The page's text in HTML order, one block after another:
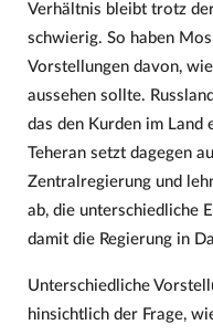
Verhältnis bleibt trotz
schwierig. So haben
Vorstellungen davon,
aussehen sollte.
das den Kurden im Land
Teheran setzt dagegen
Zentralregierung und
ab, die unterschiedliche
damit die Regierung in
Unterschiedliche
hinsichtlich der Frage,